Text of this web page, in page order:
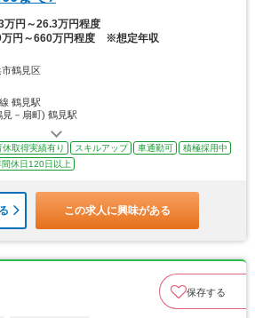
万円～26.3万円程度
万円～660万円程度 ※想定年収
鶴見区
鶴見駅
見－扇町) 鶴見駅
休取得実績有り スキルアップ 車通勤可
積極採用中
間休日120日以上
この求人に興味がある
保存する